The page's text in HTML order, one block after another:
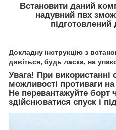
Встановити даний
надувний пвх
підготовлений
Докладну інструкцію з
дивіться, будь ласка, на
Увага! При використанні
можливості противаги
Не перевантажуйте борт
здійснюватися спуск і